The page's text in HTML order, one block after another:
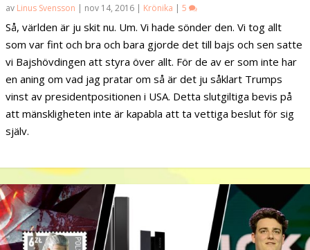
av Linus Svensson | nov 14, 2016 | Krönika | 5
Så, världen är ju skit nu. Um. Vi hade sönder den. Vi tog allt
som var fint och bra och bara gjorde det till bajs och sen satte
vi Bajshövdingen att styra över allt. För de av er som inte har
en aning om vad jag pratar om så är det ju såklart Trumps
vinst av presidentpositionen i USA. Detta slutgiltiga bevis på
att mänskligheten inte är kapabla att ta vettiga beslut för sig
själv.